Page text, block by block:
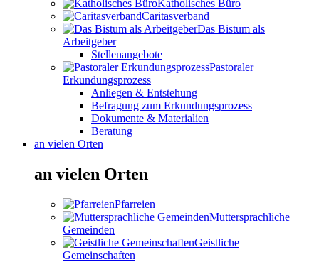
Katholisches Büro
Caritasverband
Das Bistum als
Arbeitgeber
Stellenangebote
Pastoraler
Erkundungsprozess
Anliegen & Entstehung
Befragung zum Erkundungsprozess
Dokumente & Materialien
Beratung
an vielen Orten
an vielen Orten
Pfarreien
Muttersprachliche
Gemeinden
Geistliche
Gemeinschaften